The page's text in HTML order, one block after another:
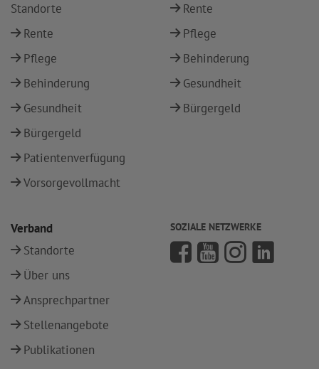
Standorte
Rente
Pflege
Behinderung
Gesundheit
Bürgergeld
Patientenverfügung
Vorsorgevollmacht
Rente
Pflege
Behinderung
Gesundheit
Bürgergeld
Verband
Standorte
Über uns
Ansprechpartner
Stellenangebote
Publikationen
SOZIALE NETZWERKE